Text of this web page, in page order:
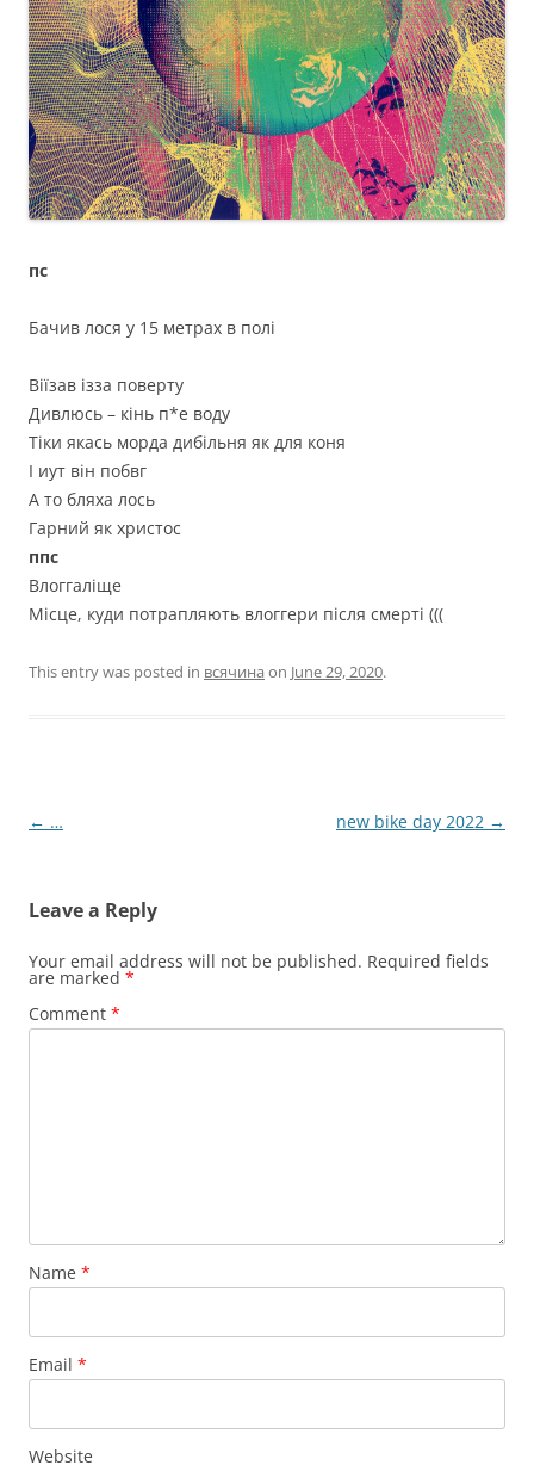
пс
Бачив лося у 15 метрах в полі
Віїзав ізза поверту
Дивлюсь – кінь п*е воду
Тіки якась морда дибільня як для коня
І иут він побвг
А то бляха лось
Гарний як христос
ппс
Влоггаліще
Місце, куди потрапляють влоггери після смерті (((
This entry was posted in всячина on June 29, 2020.
Post
← … new bike day 2022 →
Leave a Reply
Your email address will not be published. Required fields
are marked *
Comment *
Name *
Email *
Website